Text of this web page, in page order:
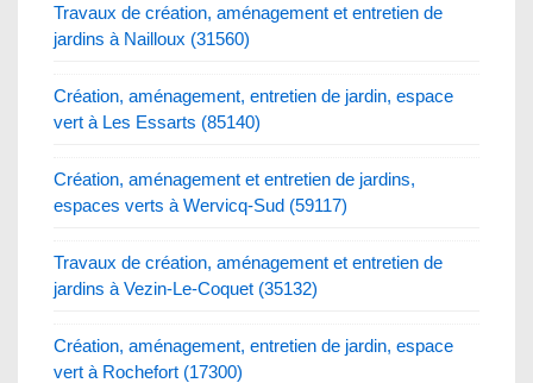
Travaux de création, aménagement et entretien de
jardins à Nailloux (31560)
Création, aménagement, entretien de jardin, espace
vert à Les Essarts (85140)
Création, aménagement et entretien de jardins,
espaces verts à Wervicq-Sud (59117)
Travaux de création, aménagement et entretien de
jardins à Vezin-Le-Coquet (35132)
Création, aménagement, entretien de jardin, espace
vert à Rochefort (17300)